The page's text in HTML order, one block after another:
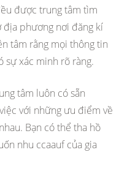
được trung tâm tìm
địa phương nơi đăng kí
tâm rằng mọi thông tin
sự xác minh rõ ràng.
tâm luôn có sẵn
với những ưu điểm về
Bạn có thể tha hồ
nhu ccaauf của gia